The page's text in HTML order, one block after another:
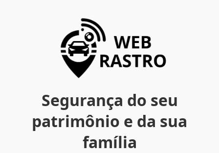
Segurança do seu
patrimônio e da sua
família